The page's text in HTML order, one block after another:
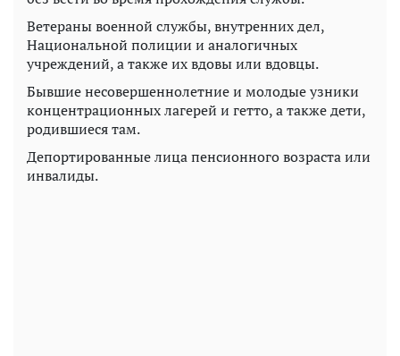
Ветераны военной службы, внутренних дел,
Национальной полиции и аналогичных
учреждений, а также их вдовы или вдовцы.
Бывшие несовершеннолетние и молодые узники
концентрационных лагерей и гетто, а также дети,
родившиеся там.
Депортированные лица пенсионного возраста или
инвалиды.